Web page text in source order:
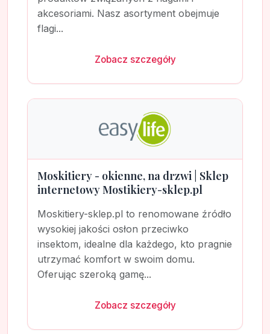
akcesoriami. Nasz asortyment obejmuje
flagi...
Zobacz szczegóły
Moskitiery - okienne, na drzwi | Sklep
internetowy Mostikiery-sklep.pl
Moskitiery-sklep.pl to renomowane źródło
wysokiej jakości osłon przeciwko
insektom, idealne dla każdego, kto pragnie
utrzymać komfort w swoim domu.
Oferując szeroką gamę...
Zobacz szczegóły